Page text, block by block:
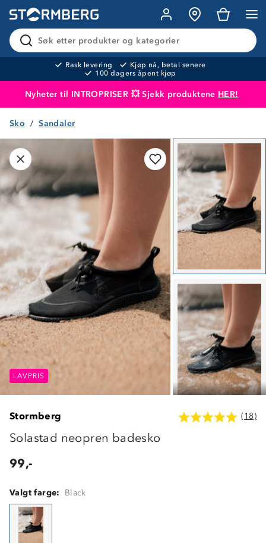
Søk etter produkter og kategorier
Rask levering
Kjøp nå, betal senere
100 dagers åpent kjøp
Nyheter til INTROPRISER 💥 Sjekk produktene HER!
Produktet er lagt i handlekurven
Sko Sandaler
LAVPRIS LAVPRIS
LAVPRIS
Stormberg (18)
Solastad neopren badesko
99,-
Valgt farge: Black